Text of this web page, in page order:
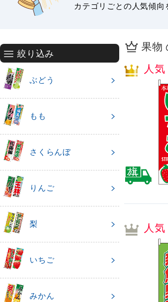
カテゴリごとの人気傾向
果物
人気
人気
絞り込み
ぶどう
もも
さくらんぼ
りんご
梨
いちご
みかん